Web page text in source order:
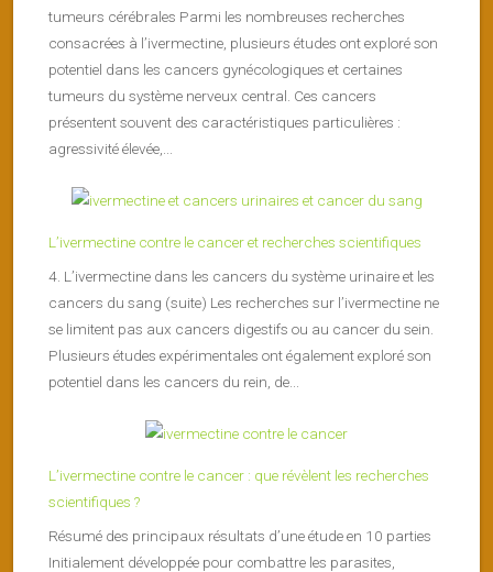
tumeurs cérébrales Parmi les nombreuses recherches
consacrées à l’ivermectine, plusieurs études ont exploré son
potentiel dans les cancers gynécologiques et certaines
tumeurs du système nerveux central. Ces cancers
présentent souvent des caractéristiques particulières :
agressivité élevée,...
L’ivermectine contre le cancer et recherches scientifiques
4. L’ivermectine dans les cancers du système urinaire et les
cancers du sang (suite) Les recherches sur l’ivermectine ne
se limitent pas aux cancers digestifs ou au cancer du sein.
Plusieurs études expérimentales ont également exploré son
potentiel dans les cancers du rein, de...
L’ivermectine contre le cancer : que révèlent les recherches
scientifiques ?
Résumé des principaux résultats d’une étude en 10 parties
Initialement développée pour combattre les parasites,